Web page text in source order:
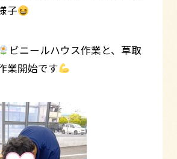
子
ビニールハウス作業と、草取
業開始です